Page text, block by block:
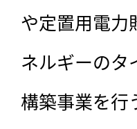
や定置用電力
ネルギーのタ
構築事業を